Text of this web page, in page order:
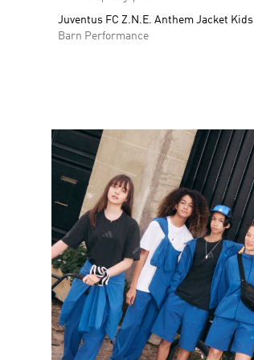
Juventus FC Z.N.E. Anthem Jacket Kids
Barn Performance